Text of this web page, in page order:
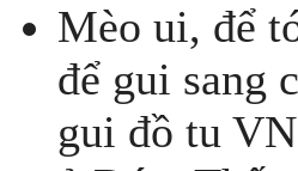
Mèo ui, để
để gui sang
gui đồ tu